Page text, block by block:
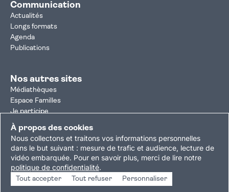
À propos des cookies
Nous collectons et traitons vos informations personnelles
dans le but suivant : mesure de trafic et audience, lecture de
vidéo embarquée. Pour en savoir plus, merci de lire notre
politique de confidentialité.
Tout accepter Tout refuser Personnaliser
Communication
Actualités
Longs formats
Agenda
Publications
Nos autres sites
Médiathèques
Espace Familles
Je participe
Autorisation d'urbanisme
Résultats électoraux
Plan du site Nous contacterMentions légales
Politique de confidentialitéAccessibilité : partiellement conforme
Gestion des cookies
Copyright © 2026 Ville de Villejuif